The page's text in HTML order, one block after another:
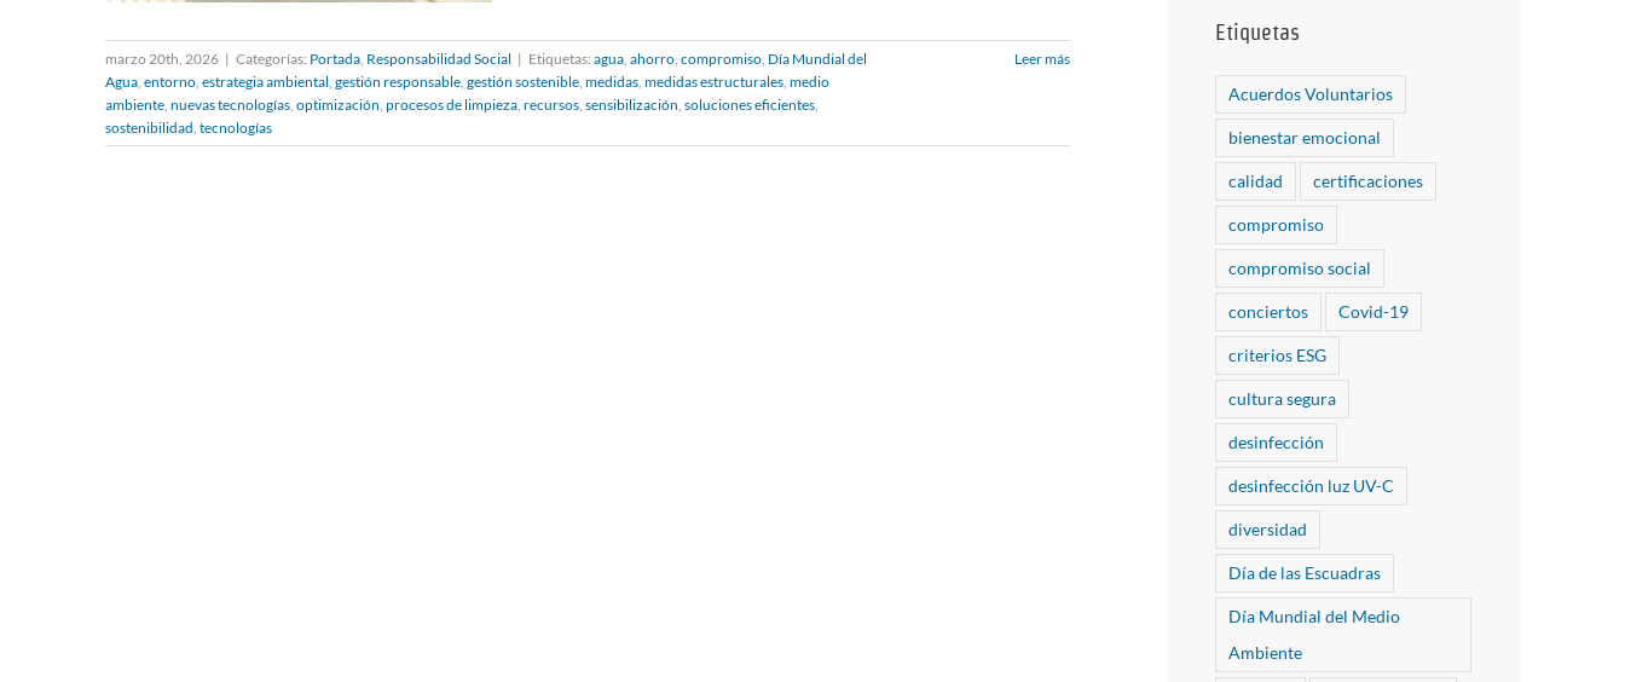
Día Mundial del Agua:
Ndavant implanta
marzo 20th, 2026 | Categorías: Portada, Responsabilidad Social | Etiquetas: agua, ahorro, compromiso, Día Mundial del
Agua, entorno, estrategia ambiental, gestión responsable, gestión sostenible, medidas, medidas estructurales, medio
ambiente, nuevas tecnologías, optimización, procesos de limpieza, recursos, sensibilización, soluciones eficientes,
sostenibilidad, tecnologías
Leer más
Etiquetas
Acuerdos Voluntarios
bienestar emocional
calidad certificaciones
compromiso
compromiso social
conciertos Covid-19
criterios ESG
cultura segura
desinfección
desinfección luz UV-C
diversidad
Día de las Escuadras
Día Mundial del Medio
Ambiente